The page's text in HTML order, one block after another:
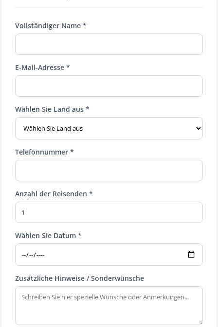
Vollständiger Name *
E-Mail-Adresse *
Wählen Sie Land aus *
Telefonnummer *
Anzahl der Reisenden *
Wählen Sie Datum *
Zusätzliche Hinweise / Sonderwünsche